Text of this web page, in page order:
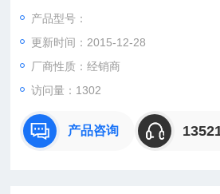
：曹
：
直销德国欧洲机电工控设备配件
国及欧洲生产的各类工控机电设备、仪
公司总部
产品型号：
更新时间：2015-12-28
厂商性质：经销商
访问量：1302
产品咨询